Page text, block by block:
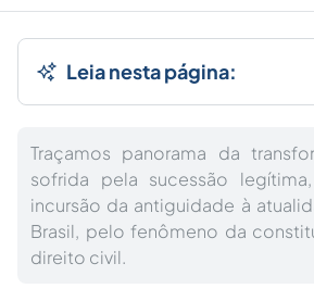
Leia nesta página:
Traçamos panorama da
sofrida pela sucessão
incursão da antiguidade à
Brasil, pelo fenômeno da
direito civil.